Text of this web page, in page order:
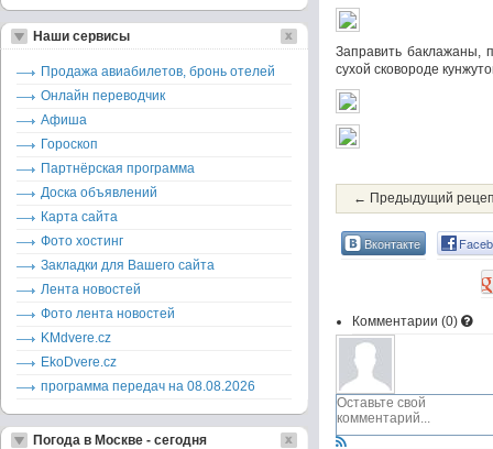
Заправить баклажаны,
сухой сковороде
← Предыдущий
Вконтакте
Комментарии (0)
Наши сервисы
Продажа авиабилетов, бронь отелей
Онлайн переводчик
Афиша
Гороскоп
Партнёрская программа
Доска объявлений
Карта сайта
Фото хостинг
Закладки для Вашего сайта
Лента новостей
Фото лента новостей
KMdvere.cz
EkoDvere.cz
программа передач на 08.08.2026
Погода в Москве - сегодня